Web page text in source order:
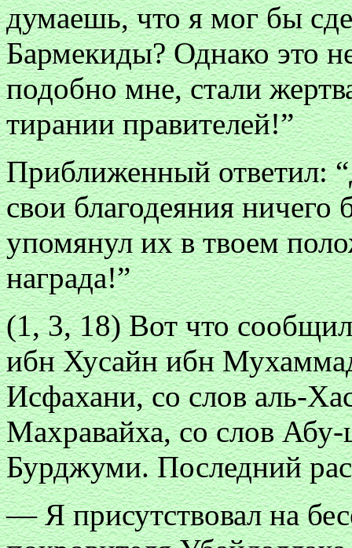
думаешь, что я мог бы
Бармекиды? Однако это
подобно мне, стали
тирании правителей!”
Приближенный ответил:
свои благодеяния
упомянул их в твоем
награда!”
(1, 3, 18) Вот что
ибн Хусайн ибн
Исфахани, со слов аль-
Махравайха, со слов
Бурджуми. Последний
— Я присутствовал на